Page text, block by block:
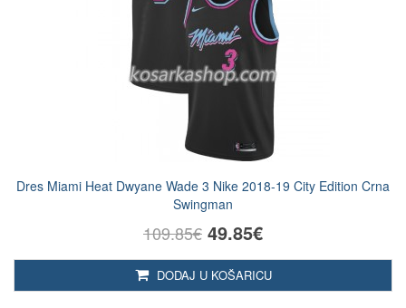
Dres Miami Heat Dwyane Wade 3 Nike 2018-19 City Edition Crna
Swingman
109.85€ 49.85€
DODAJ U KOŠARICU